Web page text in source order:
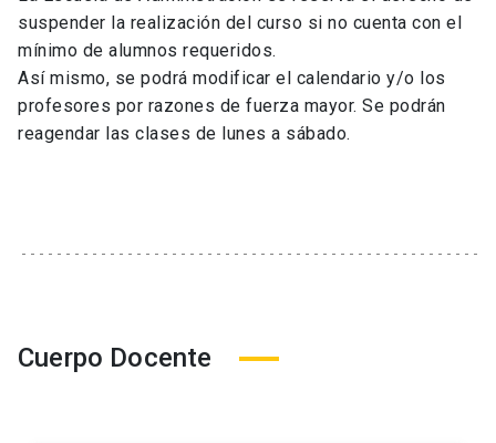
suspender la realización del curso si no cuenta con el
mínimo de alumnos requeridos.
Así mismo, se podrá modificar el calendario y/o los
profesores por razones de fuerza mayor. Se podrán
reagendar las clases de lunes a sábado.
Cuerpo Docente